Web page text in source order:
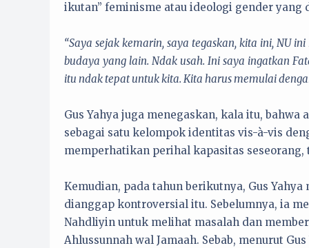
ikutan” feminisme atau ideologi gender
“Saya sejak kemarin, saya tegaskan, kita ini, NU
budaya yang lain. Ndak usah. Ini saya ingatkan
itu ndak tepat untuk kita. Kita harus memulai
Gus Yahya juga menegaskan, kala itu,
sebagai satu kelompok identitas vis-à-vis
memperhatikan perihal kapasitas seseorang,
Kemudian, pada tahun berikutnya, Gus
dianggap kontroversial itu. Sebelumnya, ia
Nahdliyin untuk melihat masalah dan
Ahlussunnah wal Jamaah. Sebab, menurut